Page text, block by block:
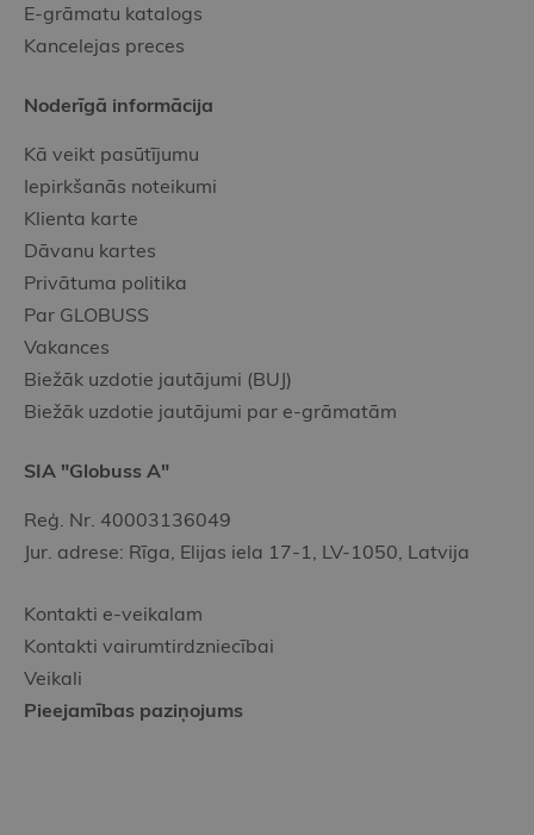
E-grāmatu katalogs
Kancelejas preces
Noderīgā informācija
Kā veikt pasūtījumu
Iepirkšanās noteikumi
Klienta karte
Dāvanu kartes
Privātuma politika
Par GLOBUSS
Vakances
Biežāk uzdotie jautājumi (BUJ)
Biežāk uzdotie jautājumi par e-grāmatām
SIA "Globuss A"
Reģ. Nr. 40003136049
Jur. adrese: Rīga, Elijas iela 17-1, LV-1050, Latvija
Kontakti e-veikalam
Kontakti vairumtirdzniecībai
Veikali
Pieejamības paziņojums